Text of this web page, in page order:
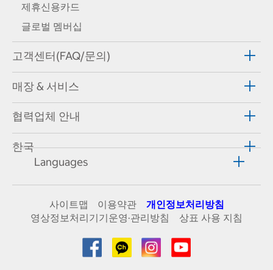
제휴신용카드
글로벌 멤버십
고객센터(FAQ/문의)
매장 & 서비스
협력업체 안내
한국
Languages
사이트맵 이용약관
개인정보처리방침
영상정보처리기기운영·관리방침
상표 사용 지침